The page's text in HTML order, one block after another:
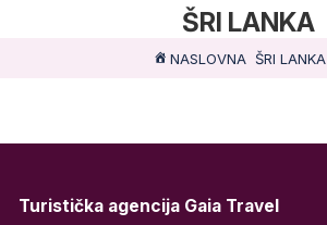
ŠRI LANKA
NASLOVNA ŠRI LANKA
Turistička agencija Gaia Travel